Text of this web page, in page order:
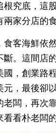
究底，這
家分店的
食客海鮮依
斷。這間店
國，創業路
元，最後卻
老闆，再次
看朴老闆